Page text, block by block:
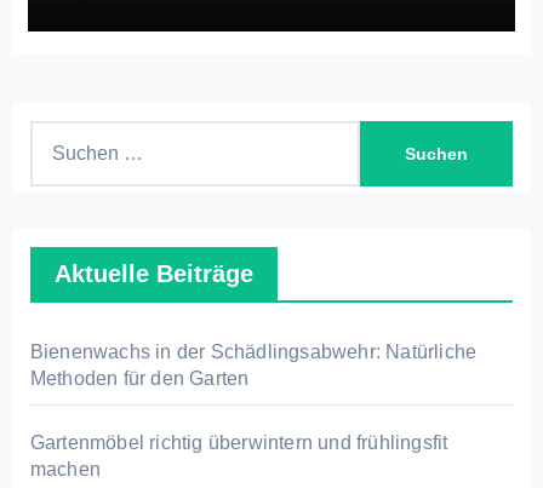
n
n
a
c
h
:
Aktuelle Beiträge
Bienenwachs in der Schädlingsabwehr: Natürliche
Methoden für den Garten
Gartenmöbel richtig überwintern und frühlingsfit
machen